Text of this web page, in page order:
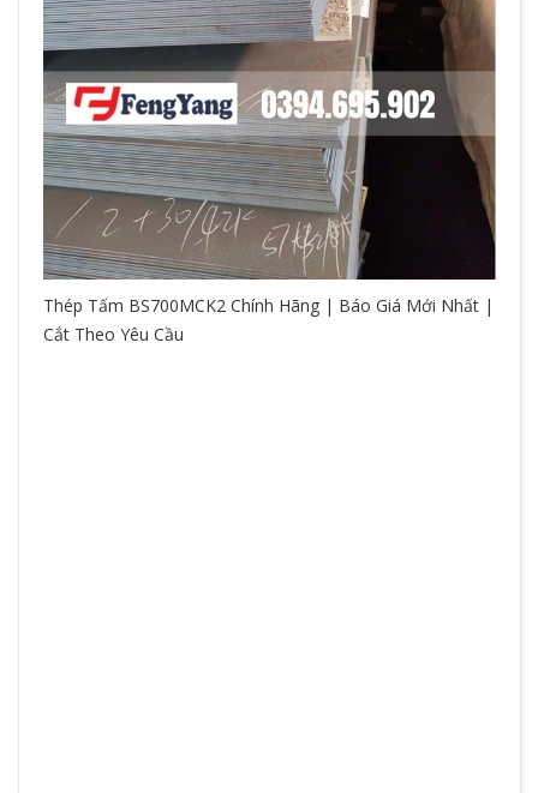
Thép Tấm BS700MCK2 Chính Hãng | Báo Giá Mới Nhất |
Cắt Theo Yêu Cầu